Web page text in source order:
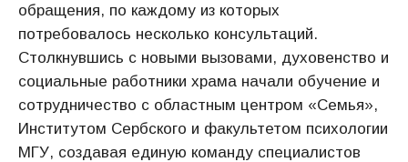
обращения, по каждому из которых
потребовалось несколько консультаций.
Столкнувшись с новыми вызовами, духовенство и
социальные работники храма начали обучение и
сотрудничество с областным центром «Семья»,
Институтом Сербского и факультетом психологии
МГУ, создавая единую команду специалистов